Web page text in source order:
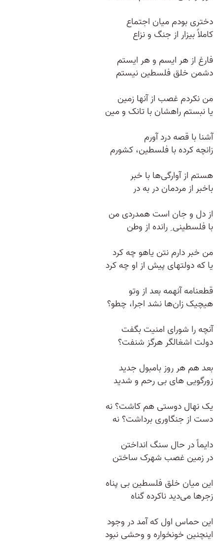
دختری بودم میان اجتماع
کاملاً بیزار از جنگ و نزاع
فارغ از هر ایسم و هر ایستم
دشمن خلق فلسطین نیستم
من نکردم غصب از آنها زمین
یا نبستم راهشان با تانک و مین
آشنا با قصه درد آورم
زانچه کرده با فلسطین، کشورم
هستم از آوارگی‌ها با خبر
باخبر از مردمان در به در
از دل و جان است همدردی من
با فلسطینی ِ رانده از وطن
من خبر دارم نتن یاهو چه کرد
یا که دولتهای پیش از او چه کرد
قطعنامه آنهمه بعد از وتو
هیچیک زان‌ها نشد اجرا، چطو؟
آنچه را شورای امنیت بگفت
دولت اشغالگر هرگز شنفت؟
بعد هم هر روز بامبول جدید
زورگویی های بی رحم و شدید
یک نهال دوستی هم کاشت؟ نه
دست از جنگاوری برداشت؟ نه
دایماً در حال سنگ انداختن
در زمین غصب شهرک ساختن
این میان خلق فلسطین بی پناه
زجرها می‌دید ناکرده گناه
این حماس اول که آمد در وجود
اینچنین خونخواره و وحشی نبود